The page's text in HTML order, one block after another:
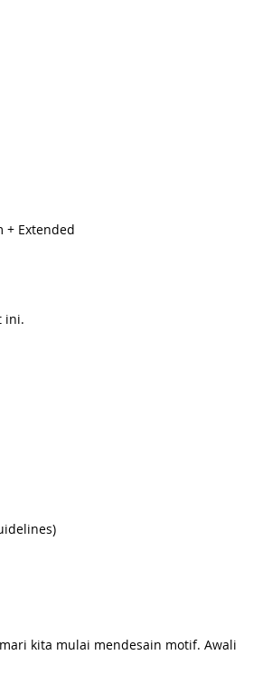
+ Extended
ini.
kita mulai mendesain motif. Awali